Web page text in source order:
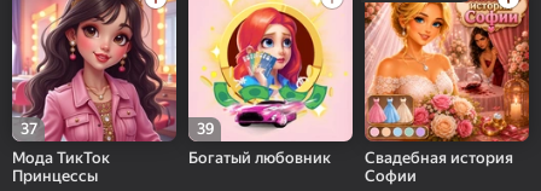
37
Мода ТикТок
Принцессы
39
Богатый любовник
Свадебная история
Софии